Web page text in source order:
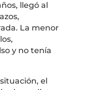
llegó al
La menor
y no tenía
el